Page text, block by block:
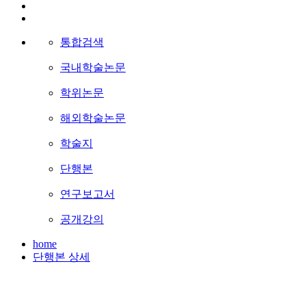
통합검색
국내학술논문
학위논문
해외학술논문
학술지
단행본
연구보고서
공개강의
home
단행본 상세